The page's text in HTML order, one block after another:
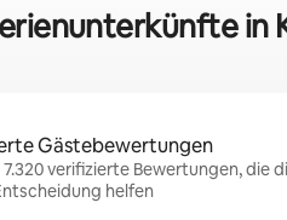
in
Gästebewertungen
7.320 verifizierte Bewertungen, die
helfen